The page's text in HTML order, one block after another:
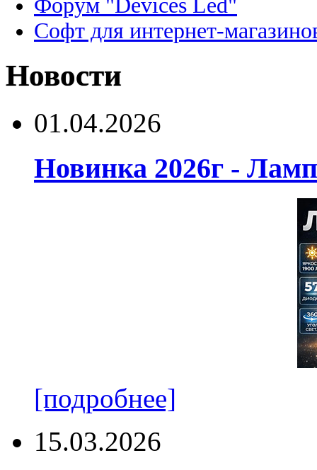
Форум "Devices Led"
Софт для интернет-
Новости
01.04.2026
Новинка 2026г -
[подробнее]
15.03.2026